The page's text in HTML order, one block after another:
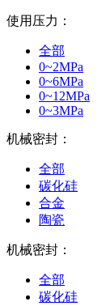
使用压力：
全部
0~2MPa
0~6MPa
0~12MPa
0~3MPa
机械密封：
全部
碳化硅
合金
陶瓷
机械密封：
全部
碳化硅